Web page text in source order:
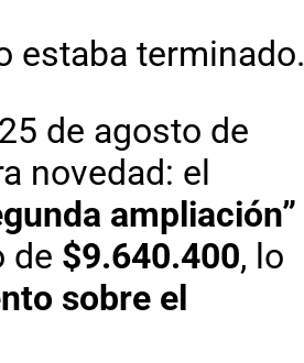
estaba terminado.
de agosto de
novedad: el
ampliación”
de $9.640.400, lo
sobre el